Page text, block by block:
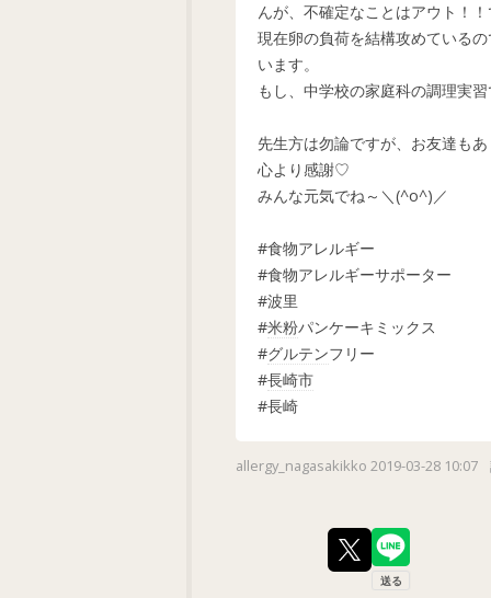
んが、不確定なことはアウト！
現在卵の負荷を結構攻めている
います。
もし、中学校の家庭科の調理実
先生方は勿論ですが、お友達も
心より感謝♡
みんな元気でね～＼(^o^)／
#食物アレルギー
#食物アレルギーサポーター
#波里
#米粉パンケーキミックス
#グルテンフリー
#長崎市
#長崎
allergy_nagasakikko 2019-03-28 10:07